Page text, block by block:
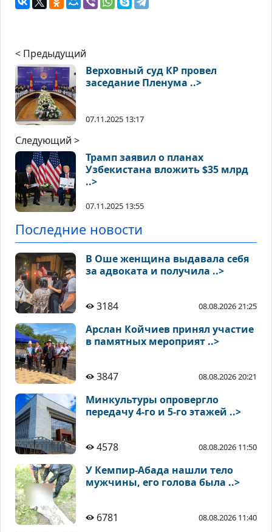
< Предыдущий
Верховный суд КР провел
заседание Пленума ..>
07.11.2025 13:17
Следующий >
Трамп заявил о планах
Узбекистана вложить $35 млрд
..>
07.11.2025 13:55
Последние новости
В Оше женщина выдавала себя
за адвоката и получила ..>
3184 08.08.2026 21:25
Арслан Койчиев принял участие
в памятных мероприят ..>
3847 08.08.2026 20:21
Минкультуры опровергло
передачу 4-го и 5-го этажей ..>
4578 08.08.2026 11:50
У Кемпир-Абада нашли тело
мужчины, его голова была ..>
6781 08.08.2026 11:40